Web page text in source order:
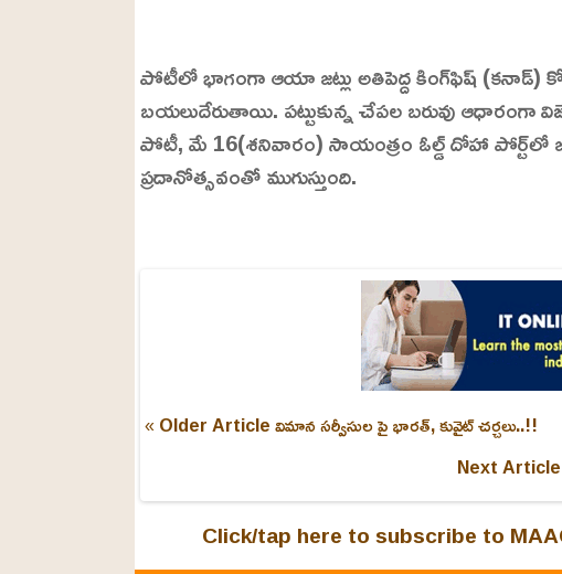
n
u
t
e
a
d
e
d
:
2
4
.
6
పోటీలో భాగంగా ఆయా జట్లు అతిపెద్ద కింగ్‌ఫిష్ (కనాడ్)
బయలుదేరుతాయి. పట్టుకున్న చేపల బరువు ఆధారంగా
పోటీ, మే 16(శనివారం) సాయంత్రం ఓల్డ్ దోహా
ప్రదానోత్సవంతో ముగుస్తుంది.
« Older Articleవిమాన సర్వీసుల పై భారత్, కువైట్ చర్చలు..!!
Next
Click/tap here to subscribe to